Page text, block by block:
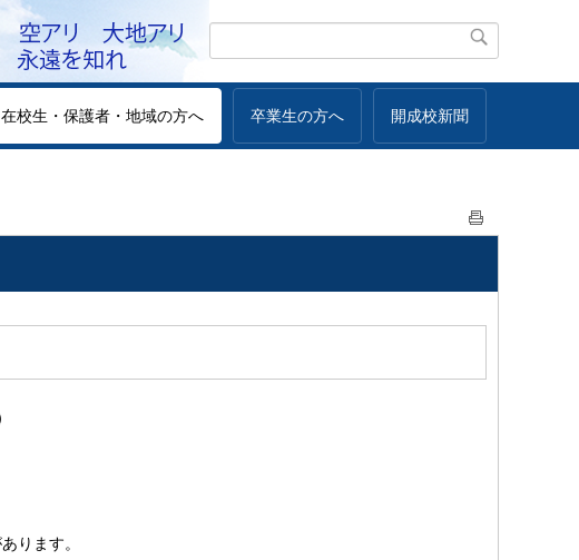
在校生・保護者・地域の方へ 卒業生の方へ 開成校新聞
ります。